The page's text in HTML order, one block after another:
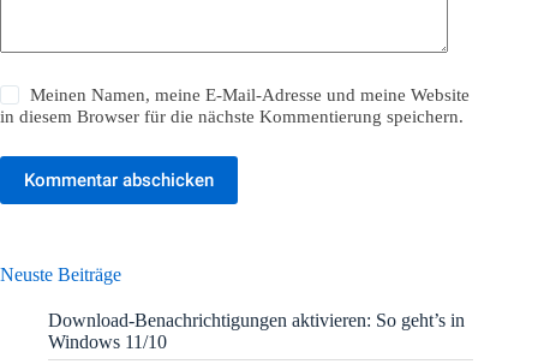
Meinen Namen, meine E-Mail-Adresse und meine Website
in diesem Browser für die nächste Kommentierung speichern.
Kommentar abschicken
Neuste Beiträge
Download-Benachrichtigungen aktivieren: So geht’s in
Windows 11/10